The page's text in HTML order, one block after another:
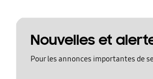
Nouvelles et
Pour les annonces importantes de